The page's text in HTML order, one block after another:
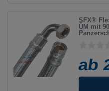
SFX®
ÜM mit
ab